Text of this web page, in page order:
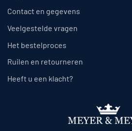
Contact en gegevens
Veelgestelde vragen
Het bestelproces
Ruilen en retourneren
Heeft u een klacht?